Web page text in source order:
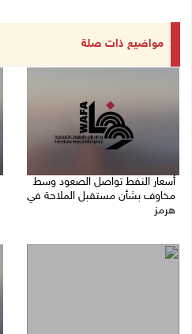
مواضيع ذات صلة
أسعار النفط تواصل الصعود وسط
مخاوف بشأن مستقبل الملاحة في
هرمز